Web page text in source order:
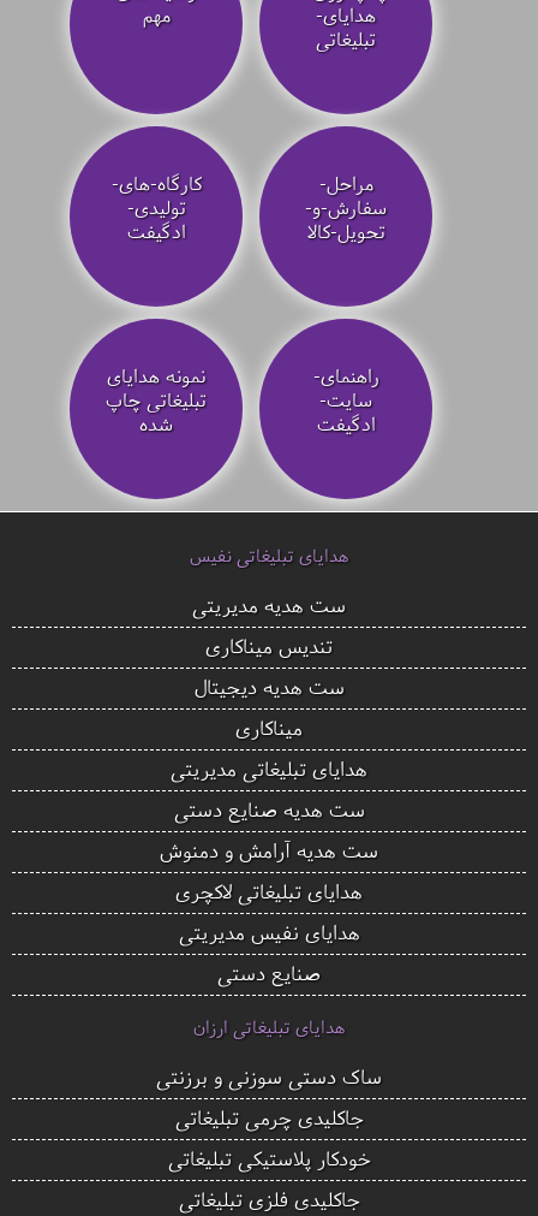
هدایای-
تبلیغاتی
مهم
مراحل-
سفارش-و-
تحویل-کالا
کارگاه-های-
تولیدی-
ادگیفت
راهنمای-
سایت-
ادگیفت
نمونه هدایای
تبلیغاتی چاپ
شده
هدایای تبلیغاتی نفیس
ست هدیه مدیریتی
تندیس میناکاری
ست هدیه دیجیتال
میناکاری
هدایای تبلیغاتی مدیریتی
ست هدیه صنایع دستی
ست هدیه آرامش و دمنوش
هدایای تبلیغاتی لاکچری
هدایای نفیس مدیریتی
صنایع دستی
هدایای تبلیغاتی ارزان
ساک دستی سوزنی و برزنتی
جاکلیدی چرمی تبلیغاتی
خودکار پلاستیکی تبلیغاتی
جاکلیدی فلزی تبلیغاتی